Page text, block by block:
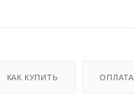
КАК КУПИТЬ ОПЛАТА